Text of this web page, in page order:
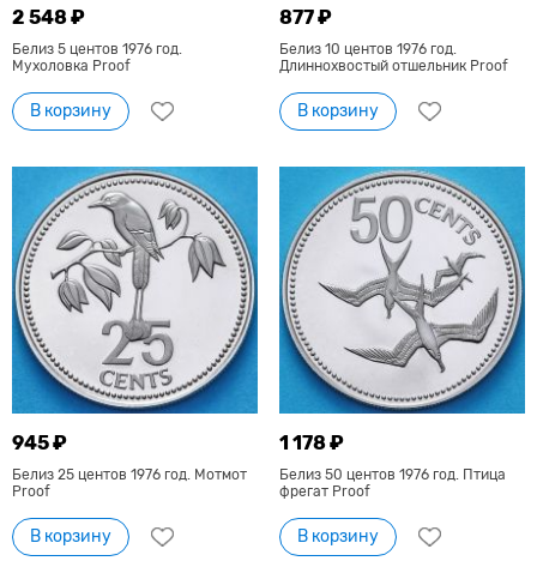
2 548 ₽
Белиз 5 центов 1976 год.
Мухоловка Proof
В корзину
877 ₽
Белиз 10 центов 1976 год.
Длиннохвостый отшельник Proof
В корзину
945 ₽
Белиз 25 центов 1976 год. Мотмот
Proof
В корзину
1 178 ₽
Белиз 50 центов 1976 год. Птица
фрегат Proof
В корзину